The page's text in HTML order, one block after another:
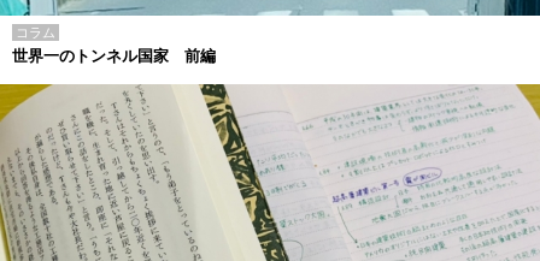
コラム
世界一のトンネル国家 前編